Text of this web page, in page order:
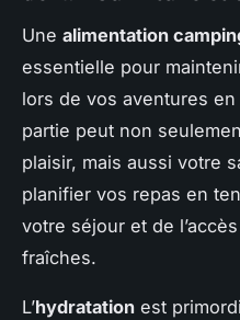
Une alimentation
essentielle pour
lors de vos aventures
partie peut non
plaisir, mais aussi votre
planifier vos repas en
votre séjour et de
fraîches.
L’hydratation est